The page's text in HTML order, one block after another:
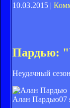
10.03.2015 |
Пардью:
Неудачный
Алан Пардью07